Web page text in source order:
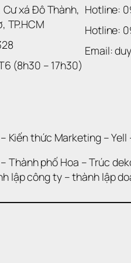
xá Đô Thành,
TP.HCM
(8h30 – 17h30)
Hotline:
Hotline:
Email:
Kiến thức Marketing – Yell
– Thành phố Hoa – Trúc
lập công ty – thành lập